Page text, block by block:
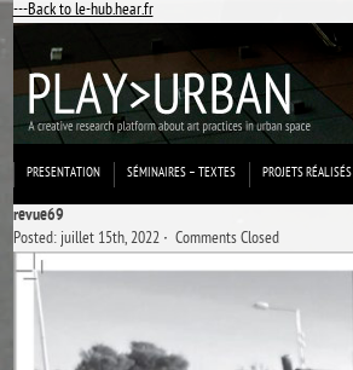
---Back to le-hub.hear.fr
PRESENTATION SÉMINAIRES – TEXTES PROJETS RÉALISÉS
revue69
Posted: juillet 15th, 2022 ˑ Comments Closed